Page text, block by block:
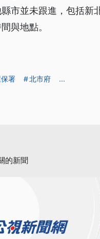
市並未跟進，包括新
與地點。
署 北市府 ...
的新聞